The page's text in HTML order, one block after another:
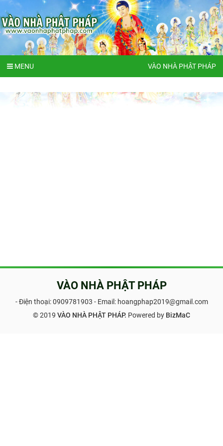
MENU VÀO NHÀ PHẬT PHÁP
VÀO NHÀ PHẬT PHÁP
- Điện thoại:0909781903 - Email: hoangphap2019@gmail.com
© 2019 VÀO NHÀ PHẬT PHÁP. Powered by BizMaC